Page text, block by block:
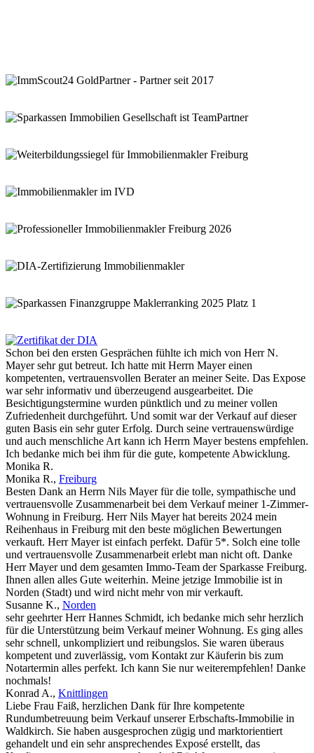
Schon bei den ersten Gesprächen fühlte ich mich von Herr N.
Mayer sehr gut betreut. Ich hatte mit Herrn Mayer einen
kompetenten, vertrauensvollen Berater an meiner Seite. Das Expose
war sehr informativ und überzeugend ausgearbeitet. Die
Besichtigungstermine wurden pünktlich und zu meiner vollen
Zufriedenheit durchgeführt. Und somit war der Verkauf auf dieser
guten Basis ein sehr guter Erfolg. Durch seine vertrauenswürdige
und auch menschliche Art kann ich Herrn Mayer bestens empfehlen.
Ich bedanke mich bei ihm für die gute, kompetente Abwicklung.
Monika R.
Monika R., Freiburg
Besten Dank an Herrn Nils Mayer für die tolle, sympathische und
vertrauensvolle Zusammenarbeit bei dem Verkauf meiner 1-Zimmer-
Wohnung in Freiburg. Herr Nils Mayer hat bereits 2024 mein
Reihenhaus in Freiburg mit den beste möglichen Bewertungen
verkauft. Herr Mayer ist einfach perfekt. Dafür 5*. Solch eine tolle
und vertrauensvolle Zusammenarbeit erlebt man nicht oft. Danke
Herr Mayer und dem gesamten Immo-Team der Sparkasse Freiburg.
Ihnen allen alles Gute weiterhin. Meine jetzige Immobilie ist in
Norden (Stadt) und wird nicht mehr von mir verkauft.
Susanne K., Norden
sehr geehrter Herr Hannes Schmidt, ich bedanke mich sehr herzlich
für die Unterstützung beim Verkauf meiner Wohnung. Es ging alles
sehr schnell, unkompliziert und reibungslos. Sie waren überaus
kompetent und zuverlässig, vom Kontakt zur Käuferin bis zum
Notartermin alles perfekt. Ich kann Sie nur weiterempfehlen! Danke
nochmals!
Konrad A., Knittlingen
Liebe Frau Faiß, herzlichen Dank für Ihre kompetente
Rundumbetreuung beim Verkauf unserer Erbschafts-Immobilie in
Waldkirch. Sie haben ausgesprochen zügig und marktorientiert
gehandelt und ein sehr ansprechendes Exposé erstellt, das